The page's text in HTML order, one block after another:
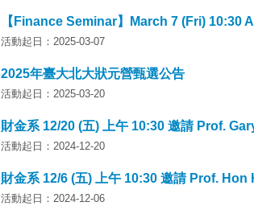
【Finance Seminar】March 7 (Fri) 10:30
活動起日：2025-03-07
2025年臺大北大狀元營甄選公告
活動起日：2025-03-20
財金系 12/20 (五) 上午 10:30 邀請 Prof.
活動起日：2024-12-20
財金系 12/6 (五) 上午 10:30 邀請 Prof.
活動起日：2024-12-06